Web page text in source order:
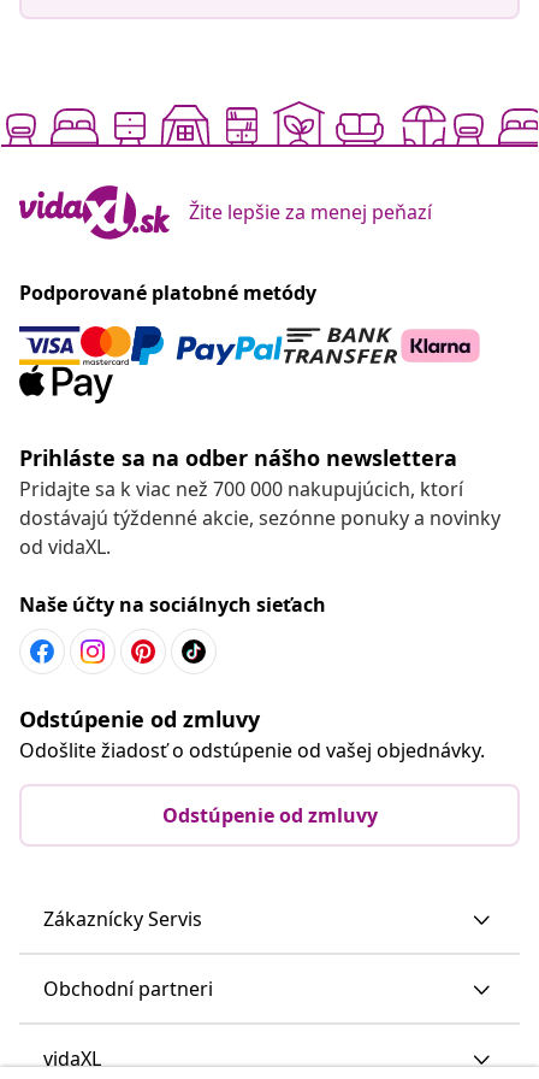
Žite lepšie za menej peňazí
Podporované platobné metódy
Prihláste sa na odber nášho newslettera
Pridajte sa k viac než 700 000 nakupujúcich, ktorí
dostávajú týždenné akcie, sezónne ponuky a novinky
od vidaXL.
Naše účty na sociálnych sieťach
Odstúpenie od zmluvy
Odošlite žiadosť o odstúpenie od vašej objednávky.
Odstúpenie od zmluvy
Zákaznícky Servis
Obchodní partneri
vidaXL